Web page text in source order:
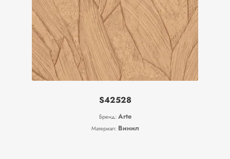
S42528
Бренд: Arte
Материал: Винил